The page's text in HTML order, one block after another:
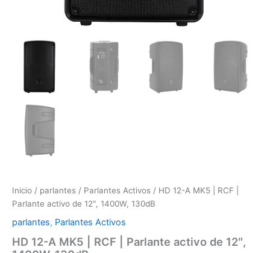
Inicio / parlantes / Parlantes Activos / HD 12-A MK5 | RCF |
Parlante activo de 12″, 1400W, 130dB
parlantes, Parlantes Activos
HD 12-A MK5 | RCF | Parlante activo de 12″,